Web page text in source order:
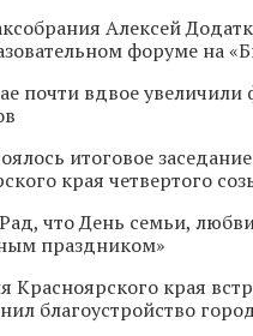
Алексей
форуме на
почти вдвое
итоговое
края четвертого
что День семьи,
праздником»
Красноярского края
благоустройство